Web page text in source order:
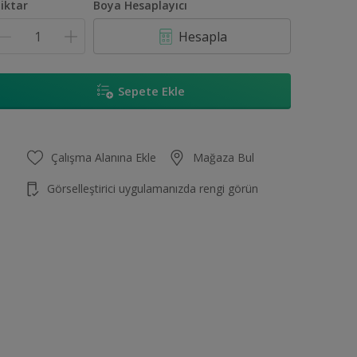
Boya Hesaplayıcı
Hesapla
Sepete Ekle
Çalışma Alanına Ekle Mağaza Bul
Görselleştirici uygulamanızda rengi görün